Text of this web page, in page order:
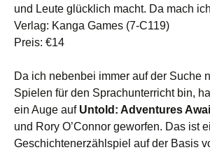
und Leute glücklich macht. Da mach
Verlag: Kanga Games (7-C119)
Preis: €14
Da ich nebenbei immer auf der Suche
Spielen für den Sprachunterricht bin,
ein Auge auf Untold: Adventures
und Rory O’Connor geworfen. Das ist
Geschichtenerzählspiel auf der Basis